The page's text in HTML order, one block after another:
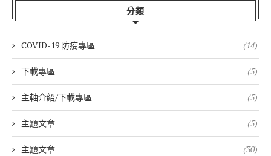
分類
COVID-19 防疫專區 (14)
下載專區 (5)
主軸介紹/下載專區 (5)
主題文章 (5)
主題文章 (30)